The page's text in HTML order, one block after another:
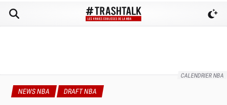
CALENDRIER NBA
NEWS NBA DRAFT NBA